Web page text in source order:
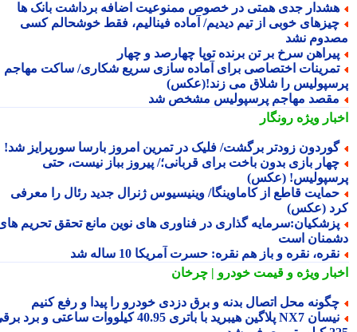
جدی همتی در خصوص ممنوعیت اضافه برداشت بانک ها
خوبی از تیم دیدیم/ آماده فینالیم، فقط خوشحالم کسی
نشد
سرخ بر تن برنده توپا چهارصد و چهار
اختصاصی برای آماده سازی سریع شکاری/ ساکت مهاجم
را شلاق می زند!(عکس)
مهاجم پرسپولیس مشخص شد
ویژهرونگار
زودتر برگشت/ فلیک در تمرین امروز بارسا سورپرایز شد!
بازی بدون باخت برای قربانی؛/ پیروز بباز نیست، حتی
(عکس)
قاطع از کاماوینگا/ وینیسیوس ژنرال جدید رئال را معرفی
(عکس)
گذاری در فناوری های نوین مانع تحقق تحریم های
است
نقره و باز هم نقره: حسرت آمریکا 10 ساله شد
ویژهو قیمت خودرو | چرخان
محل اتصال بدنه و برق دزدی خودرو را پیدا و رفع کنیم
نیسان NX7 پلاگین هیبرید با باتری 40.95 کیلووات ساعتی و برد برقی